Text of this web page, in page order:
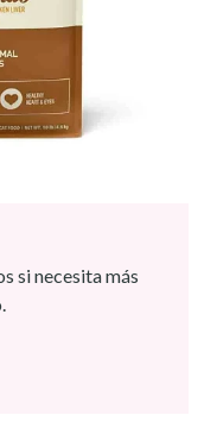
si necesita más